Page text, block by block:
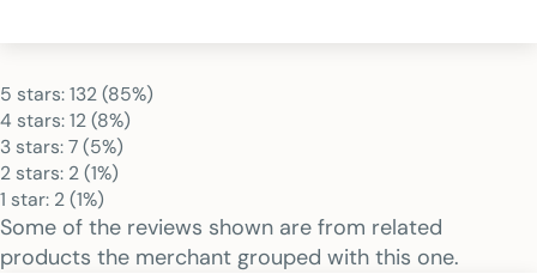
5 stars: 132 (85%)
4 stars: 12 (8%)
3 stars: 7 (5%)
2 stars: 2 (1%)
1 star: 2 (1%)
Some of the reviews shown are from related
products the merchant grouped with this one.